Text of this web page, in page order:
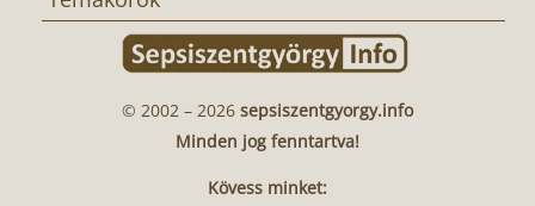
© 2002 – 2026 sepsiszentgyorgy.info
Minden jog fenntartva!
Kövess minket: